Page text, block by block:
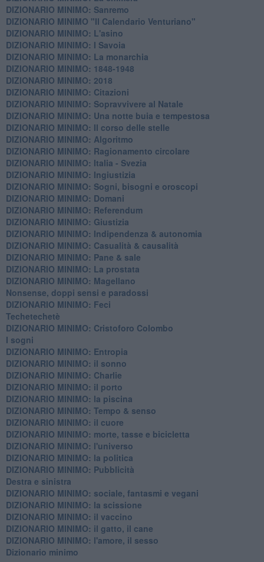
DIZIONARIO MINIMO: Sanremo
DIZIONARIO MINIMO "Il Calendario Venturiano"
DIZIONARIO MINIMO: L'asino
DIZIONARIO MINIMO: I Savoia
DIZIONARIO MINIMO: La monarchia
DIZIONARIO MINIMO: 1848-1948
DIZIONARIO MINIMO: 2018
DIZIONARIO MINIMO: Citazioni
DIZIONARIO MINIMO: ​Sopravvivere al Natale
DIZIONARIO MINIMO: ​Una notte buia e tempestosa
DIZIONARIO MINIMO: Il corso delle stelle
DIZIONARIO MINIMO: Algoritmo
DIZIONARIO MINIMO: Ragionamento circolare
DIZIONARIO MINIMO: Italia - Svezia
DIZIONARIO MINIMO: ​Ingiustizia
DIZIONARIO MINIMO: ​Sogni, bisogni e oroscopi
DIZIONARIO MINIMO: Domani
DIZIONARIO MINIMO: Referendum
DIZIONARIO MINIMO: Giustizia
DIZIONARIO MINIMO: ​Indipendenza & autonomia
DIZIONARIO MINIMO: ​Casualità & causalità
​DIZIONARIO MINIMO: Pane & sale
DIZIONARIO MINIMO: La prostata
​DIZIONARIO MINIMO: Magellano
Nonsense, doppi sensi e paradossi
DIZIONARIO MINIMO: Feci
Techetechetè
DIZIONARIO MINIMO: Cristoforo Colombo
I sogni
DIZIONARIO MINIMO: Entropia
DIZIONARIO MINIMO: il sonno
DIZIONARIO MINIMO: Charlie
DIZIONARIO MINIMO: il porto
DIZIONARIO MINIMO: la piscina
DIZIONARIO MINIMO: Tempo & senso
DIZIONARIO MINIMO: il cuore
DIZIONARIO MINIMO: morte, tasse e bicicletta
DIZIONARIO MINIMO: l'universo
DIZIONARIO MINIMO: la politica
DIZIONARIO MINIMO: Pubblicità
Destra e sinistra
DIZIONARIO MINIMO: sociale, fantasmi e vegani
DIZIONARIO MINIMO: la scissione
DIZIONARIO MINIMO: il vaccino
DIZIONARIO MINIMO: il gatto, il cane
DIZIONARIO MINIMO: l'amore, il sesso
Dizionario minimo